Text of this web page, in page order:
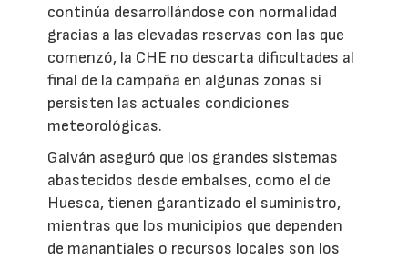
continúa desarrollándose con normalidad
gracias a las elevadas reservas con las que
comenzó, la CHE no descarta dificultades al
final de la campaña en algunas zonas si
persisten las actuales condiciones
meteorológicas.
Galván aseguró que los grandes sistemas
abastecidos desde embalses, como el de
Huesca, tienen garantizado el suministro,
mientras que los municipios que dependen
de manantiales o recursos locales son los